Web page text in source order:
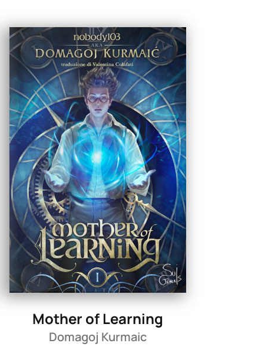
Mother of Learning
Domagoj Kurmaic